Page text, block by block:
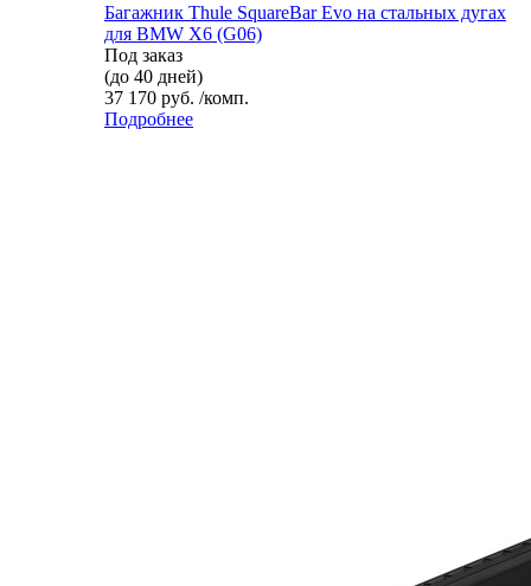
Багажник Thule SquareBar Evo на стальных дугах
для BMW X6 (G06)
Под заказ
(до 40 дней)
37 170 руб. /комп.
Подробнее